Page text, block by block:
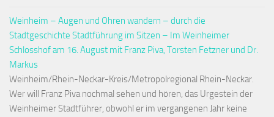
Weinheim – Augen und Ohren wandern – durch die
Stadtgeschichte Stadtführung im Sitzen – Im Weinheimer
Schlosshof am 16. August mit Franz Piva, Torsten Fetzner und Dr.
Markus
Weinheim/Rhein-Neckar-Kreis/Metropolregional Rhein-Neckar.
Wer will Franz Piva nochmal sehen und hören, das Urgestein der
Weinheimer Stadtführer, obwohl er im vergangenen Jahr keine